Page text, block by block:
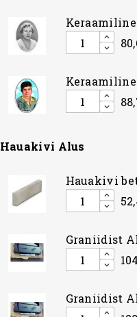
Hauakivi Alus
Hauakivi
Graniidist
Graniidist